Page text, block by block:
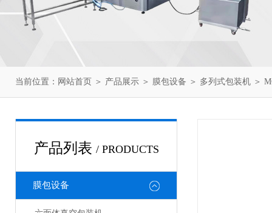
当前位置： 网站首页 ＞ 产品展示 ＞ 膜包设备 ＞ 多列式包装机 ＞
产品列表 / PRODUCTS
膜包设备